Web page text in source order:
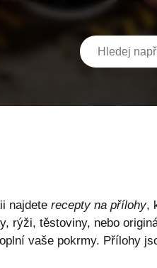
najdete recepty na přílohy,
rýži, těstoviny, nebo
vaše pokrmy. Přílohy